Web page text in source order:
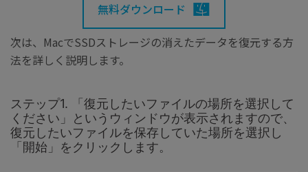
無料ダウンロード
次は、MacでSSDストレージの消えたデータを復元する方
法を詳しく説明します。
ステップ1. 「復元したいファイルの場所を選択して
ください」というウィンドウが表示されますので、
復元したいファイルを保存していた場所を選択し
「開始」をクリックします。